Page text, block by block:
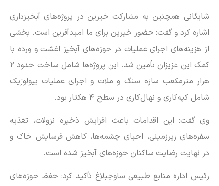
شایگانی همچنین به مشارکت خیرین در پروژه‌های آبخیزداری
اشاره کرد و گفت: حضور خیرین برای ما امیدآفرین است. بخشی
از هزینه‌های اجرای عملیات در حوزه‌های آبخیز اغشت و ورده با
کمک این عزیزان تأمین شد. این پروژه‌ها شامل ساخت حدود ۲
هزار مترمکعب سازه سنگ و ملات و اجرای عملیات بیولوژیک
شامل کپه‌کاری و نهال‌کاری در سطح ۴ هکتار بود.
وی گفت: این اقدامات باعث افزایش ذخیره نزولات، تغذیه
سفره‌های زیرزمینی، احیای چشمه‌ها، کاهش فرسایش خاک و
در نهایت رضایت ساکنان حوزه‌های آبخیز شده است.
رئیس اداره منابع طبیعی ساوجبلاغ تأکید کرد: حفظ حوزه‌های